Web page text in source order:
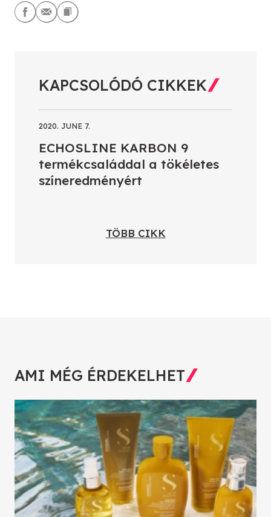
KAPCSOLÓDÓ CIKKEK
2020. JUNE 7.
ECHOSLINE KARBON 9
termékcsaláddal a tökéletes
színeredményért
TÖBB CIKK
AMI MÉG ÉRDEKELHET